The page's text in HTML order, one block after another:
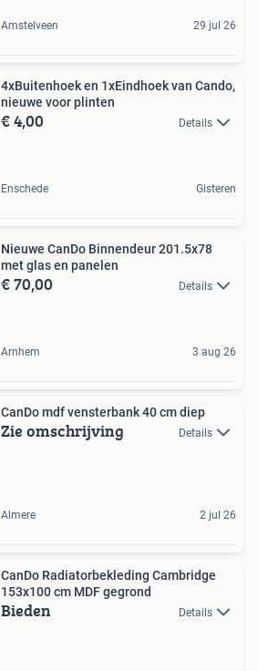
Amstelveen 29 jul 26
4xBuitenhoek en 1xEindhoek van Cando,
nieuwe voor plinten
€ 4,00 Details
Enschede Gisteren
Nieuwe CanDo Binnendeur 201.5x78
met glas en panelen
€ 70,00 Details
Arnhem 3 aug 26
CanDo mdf vensterbank 40 cm diep
Zie omschrijving Details
Almere 2 jul 26
CanDo Radiatorbekleding Cambridge
153x100 cm MDF gegrond
Bieden Details